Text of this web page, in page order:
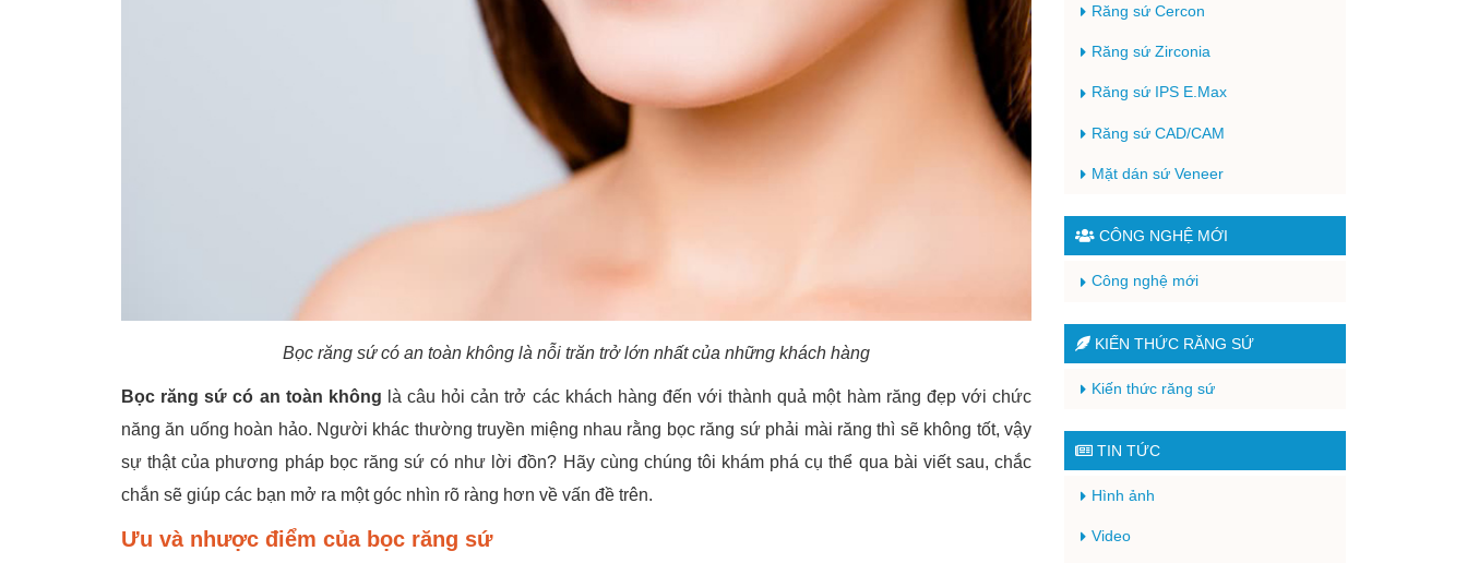
Bọc răng sứ có an toàn không là nỗi trăn trở lớn nhất của những khách hàng
Bọc răng sứ có an toàn không là câu hỏi cản trở các khách hàng đến với thành quả một hàm răng đẹp với chức
năng ăn uống hoàn hảo. Người khác thường truyền miệng nhau rằng bọc răng sứ phải mài răng thì sẽ không tốt, vậy
sự thật của phương pháp bọc răng sứ có như lời đồn? Hãy cùng chúng tôi khám phá cụ thể qua bài viết sau, chắc
chắn sẽ giúp các bạn mở ra một góc nhìn rõ ràng hơn về vấn đề trên.
Ưu và nhược điểm của bọc răng sứ
Răng sứ Cercon
Răng sứ Zirconia
Răng sứ IPS E.Max
Răng sứ CAD/CAM
Mặt dán sứ Veneer
CÔNG NGHỆ MỚI
Công nghệ mới
KIẾN THỨC RĂNG SỨ
Kiến thức răng sứ
TIN TỨC
Hình ảnh
Video